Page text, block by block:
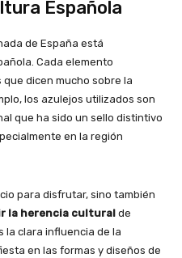
Española
de España está
Cada elemento
dicen mucho sobre la
los azulejos utilizados son
que ha sido un sello distintivo
en la región
para disfrutar, sino también
la herencia cultural de
la clara influencia de la
en las formas y diseños de